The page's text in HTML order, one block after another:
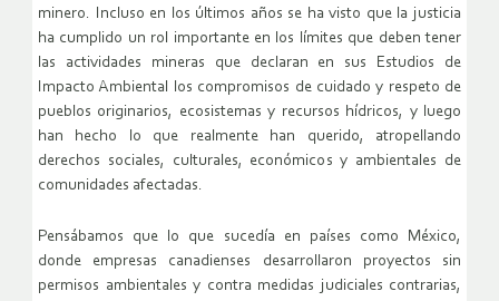
minero. Incluso en los últimos años se ha visto que la justicia
ha cumplido un rol importante en los límites que deben tener
las actividades mineras que declaran en sus Estudios de
Impacto Ambiental los compromisos de cuidado y respeto de
pueblos originarios, ecosistemas y recursos hídricos, y luego
han hecho lo que realmente han querido, atropellando
derechos sociales, culturales, económicos y ambientales de
comunidades afectadas.
Pensábamos que lo que sucedía en países como México,
donde empresas canadienses desarrollaron proyectos sin
permisos ambientales y contra medidas judiciales contrarias,